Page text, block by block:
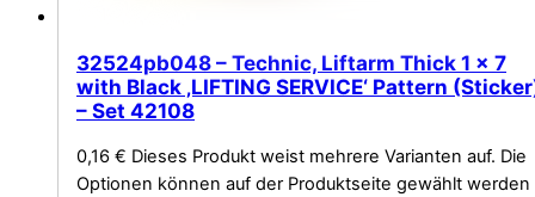
32524pb048 – Technic, Liftarm Thick 1 x 7
with Black ‚LIFTING SERVICE‘ Pattern
– Set 42108
0,16 € Dieses Produkt weist mehrere Varianten auf. Die
Optionen können auf der Produktseite gewählt werden